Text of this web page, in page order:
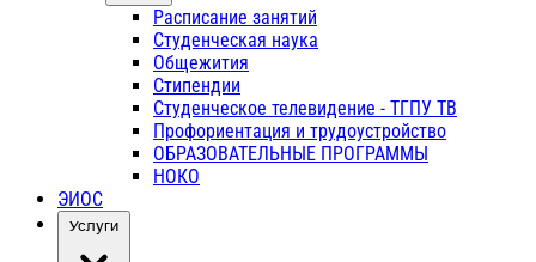
Расписание занятий
Студенческая наука
Общежития
Стипендии
Студенческое телевидение - ТГПУ ТВ
Профориентация и трудоустройство
ОБРАЗОВАТЕЛЬНЫЕ ПРОГРАММЫ
НОКО
ЭИОС
Услуги